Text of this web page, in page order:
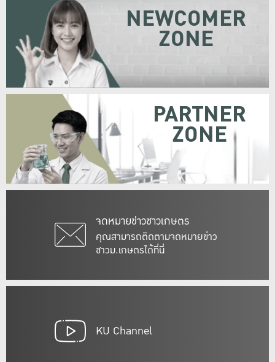
จดหมายข่าวชาวเกษตร
คุณสามารถติดตามจดหมายข่าว
ชาวม.เกษตรได้ที่นี่
NEWCOMER
ZONE
PARTNER
ZONE
KU Channel